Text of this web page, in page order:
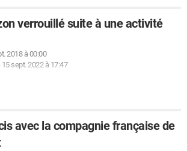
verrouillé suite à une activité
2018 à 00:00
15 sept. 2022 à 17:47
avec la compagnie française de